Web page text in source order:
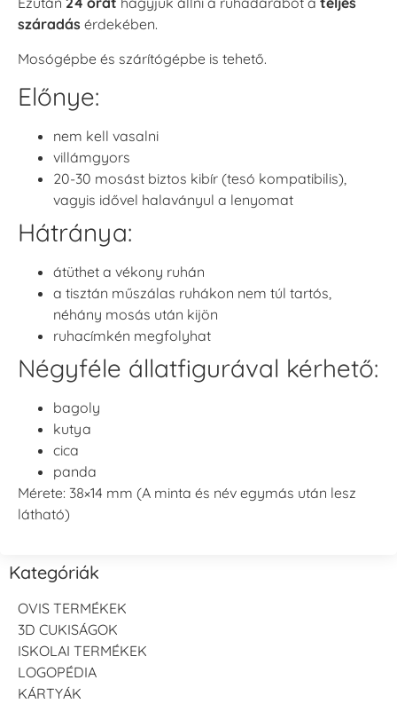
száradás érdekében.
Mosógépbe és szárítógépbe is tehető.
Előnye:
nem kell vasalni
villámgyors
20-30 mosást biztos kibír (tesó kompatibilis),
vagyis idővel halaványul a lenyomat
Hátránya:
átüthet a vékony ruhán
a tisztán műszálas ruhákon nem túl tartós,
néhány mosás után kijön
ruhacímkén megfolyhat
Négyféle állatfigurával kérhető:
bagoly
kutya
cica
panda
Mérete: 38×14 mm (A minta és név egymás után lesz
látható)
Kategóriák
OVIS TERMÉKEK
3D CUKISÁGOK
ISKOLAI TERMÉKEK
LOGOPÉDIA
KÁRTYÁK